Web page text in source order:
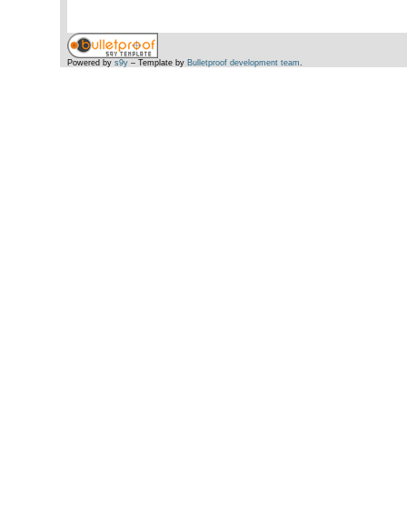
Powered by s9y– Template by Bulletproof development team.